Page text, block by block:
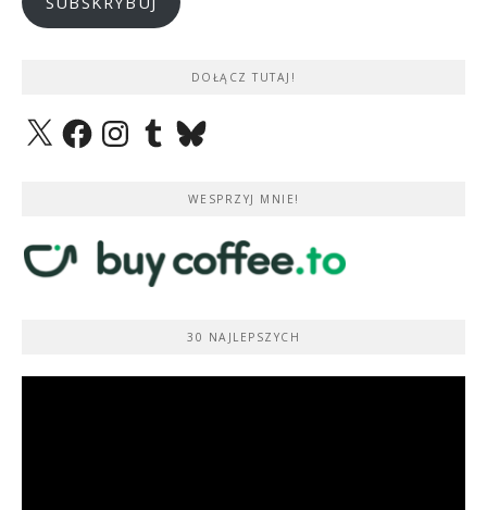
DOŁĄCZ TUTAJ!
X FacebookInstagramTumblrBluesky
WESPRZYJ MNIE!
30 NAJLEPSZYCH